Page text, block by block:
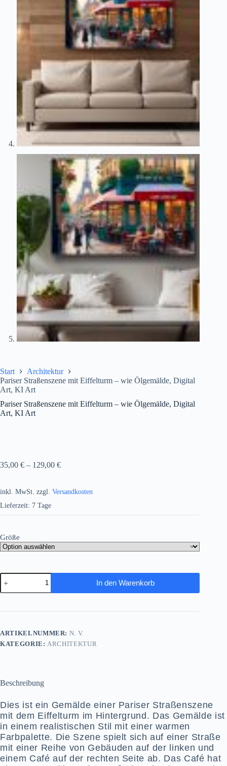
Start
Architektur
Pariser Straßenszene mit Eiffelturm – wie Ölgemälde, Digital
Art, KI Art
Pariser Straßenszene mit Eiffelturm – wie Ölgemälde, Digital
Art, KI Art
35,00 € – 129,00 €
inkl. MwSt. zzgl. Versandkosten
Lieferzeit: 7 Tage
Größe
Pariser
Straßenszene
mit
–
Digital
Art,
In den Warenkorb
ARTIKELNUMMER: N. V.
KATEGORIE: ARCHITEKTUR
Beschreibung
Dies ist ein Gemälde einer Pariser Straßenszene
mit dem Eiffelturm im Hintergrund. Das Gemälde ist
in einem realistischen Stil mit einer warmen
Farbpalette. Die Szene spielt sich auf einer Straße
mit einer Reihe von Gebäuden auf der linken und
einem Café auf der rechten Seite ab. Das Café hat